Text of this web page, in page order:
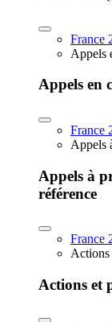
France
Appels
Appels en
France
Appels
Appels à
référence
France
Actions
Actions et